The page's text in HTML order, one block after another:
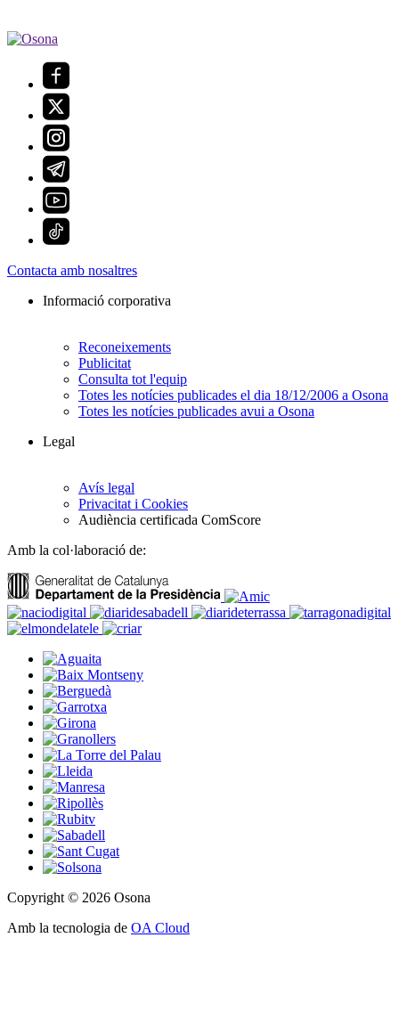
Contacta amb nosaltres
Informació corporativa
Reconeixements
Publicitat
Consulta tot l'equip
Totes les notícies publicades el dia 18/12/2006 a Osona
Totes les notícies publicades avui a Osona
Legal
Avís legal
Privacitat i Cookies
Audiència certificada ComScore
Amb la col·laboració de:
Copyright © 2026 Osona
Amb la tecnologia de OA Cloud